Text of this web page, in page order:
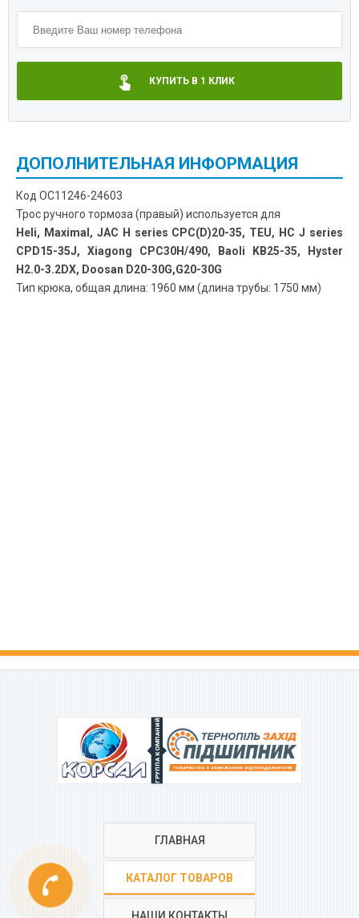
phone
КУПИТЬ В 1 КЛИК
ДОПОЛНИТЕЛЬНАЯ ИНФОРМАЦИЯ
Код OC11246-24603
Трос ручного тормоза (правый) используется для
Heli, Maximal, JAC H series CPC(D)20-35, TEU, HC J series
CPD15-35J, Xiagong CPC30H/490, Baoli KB25-35, Hyster
H2.0-3.2DX, Doosan D20-30G,G20-30G
Тип крюка, общая длина: 1960 мм (длина трубы: 1750 мм)
ГРУППА КОМПАНИЙ
ГЛАВНАЯ
КАТАЛОГ ТОВАРОВ